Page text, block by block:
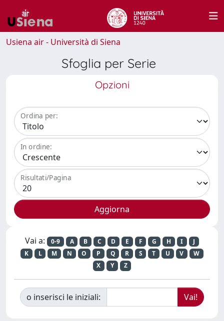
Usiena air - Università di Siena
Sfoglia per Serie
Opzioni
Ordina per:
In ordine:
Risultati/Pagina
Vai a: 0-9 A B C D E F G H I
J
K
L M N O P Q R S T U V
W
X
Y Z
o inserisci le iniziali: